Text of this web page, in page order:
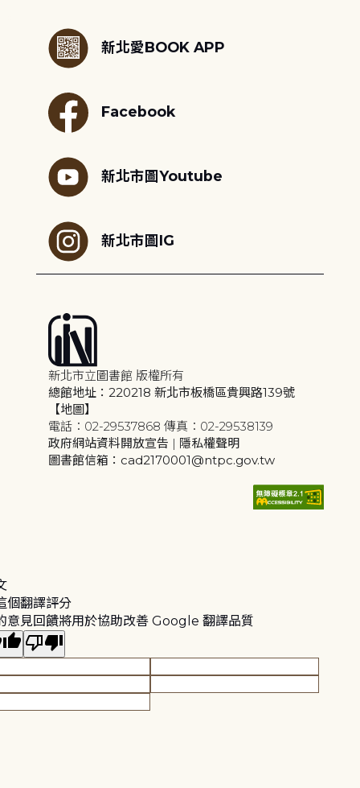
新北愛BOOK APP
Facebook
新北市圖Youtube
新北市圖IG
新北市立圖書館 版權所有
總館地址：220218 新北市板橋區貴興路139號
【地圖】
電話：02-29537868 傳真：02-29538139
政府網站資料開放宣告 | 隱私權聲明
圖書館信箱：cad2170001@ntpc.gov.tw
個翻譯評分
意見回饋將用於協助改善 Google 翻譯品質